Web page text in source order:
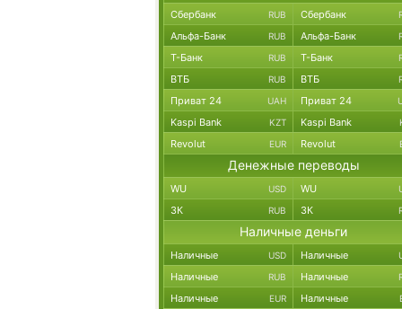
Сбербанк RUB Сбербанк
Альфа-Банк RUB Альфа-Банк
Т-Банк RUB Т-Банк
ВТБ RUB ВТБ
Приват 24 UAH Приват 24
Kaspi Bank KZT Kaspi Bank
Revolut EUR Revolut
Денежные переводы
WU USD WU
ЗК RUB ЗК
Наличные деньги
Наличные USD Наличные
Наличные RUB Наличные
Наличные EUR Наличные